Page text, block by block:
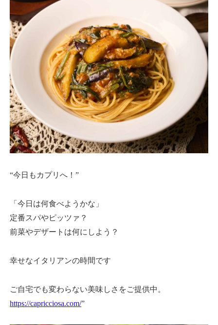
“今日もカプリへ！”
「今日は何食べようかな」
定番スパやピッツァ？
前菜やデザートは何にしよう？
幸せなイタリアンの時間です
ご自宅でも変わらない美味しさをご提供中。
https://capricciosa.com/”